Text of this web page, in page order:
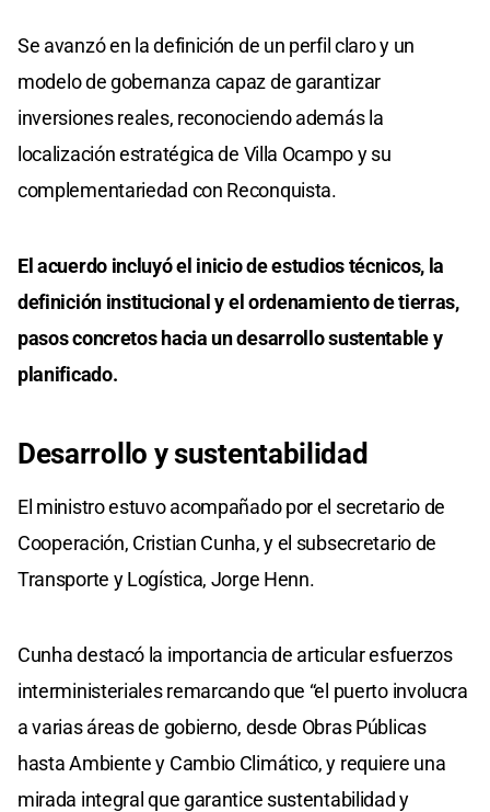
Se avanzó en la definición de un perfil claro y un
modelo de gobernanza capaz de garantizar
inversiones reales, reconociendo además la
localización estratégica de Villa Ocampo y su
complementariedad con Reconquista.
El acuerdo incluyó el inicio de estudios técnicos, la
definición institucional y el ordenamiento de tierras,
pasos concretos hacia un desarrollo sustentable y
planificado.
Desarrollo y sustentabilidad
El ministro estuvo acompañado por el secretario de
Cooperación, Cristian Cunha, y el subsecretario de
Transporte y Logística, Jorge Henn.
Cunha destacó la importancia de articular esfuerzos
interministeriales remarcando que “el puerto involucra
a varias áreas de gobierno, desde Obras Públicas
hasta Ambiente y Cambio Climático, y requiere una
mirada integral que garantice sustentabilidad y